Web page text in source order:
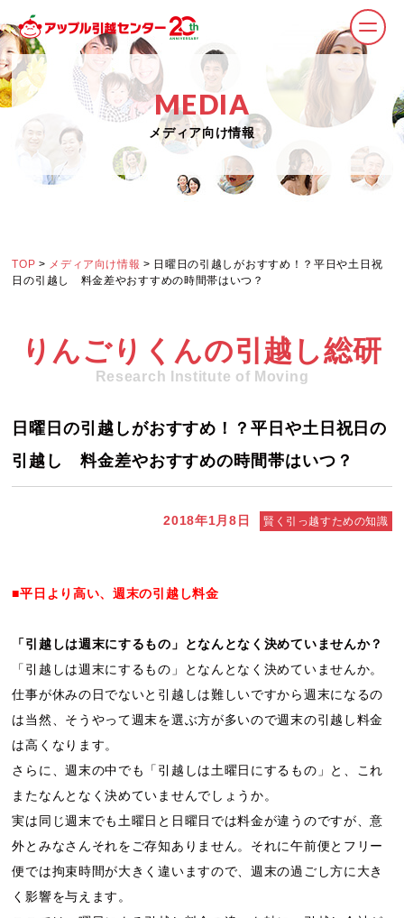
MEDIA
メディア向け情報
TOP > メディア向け情報 > 日曜日の引越しがおすすめ！？平日や土日祝
日の引越し 料金差やおすすめの時間帯はいつ？
りんごりくんの引越し総研
Research Institute of Moving
日曜日の引越しがおすすめ！？平日や土日祝日の
引越し 料金差やおすすめの時間帯はいつ？
2018年1月8日 賢く引っ越すための知識
■平日より高い、週末の引越し料金
「引越しは週末にするもの」となんとなく決めていませんか？
「引越しは週末にするもの」となんとなく決めていませんか。
仕事が休みの日でないと引越しは難しいですから週末になるの
は当然、そうやって週末を選ぶ方が多いので週末の引越し料金
は高くなります。
さらに、週末の中でも「引越しは土曜日にするもの」と、これ
またなんとなく決めていませんでしょうか。
実は同じ週末でも土曜日と日曜日では料金が違うのですが、意
外とみなさんそれをご存知ありません。それに午前便とフリー
便では拘束時間が大きく違いますので、週末の過ごし方に大き
く影響を与えます。